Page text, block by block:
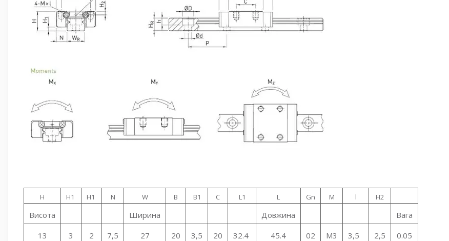
H H1 H1 N W B B1 C L1 L Gn M l H2
Висота Ширина Довжина
Вага
13
3 2 7,5 27 20 3,5 20 32.4 45.4 02 M3 3,5 2,5 0.05